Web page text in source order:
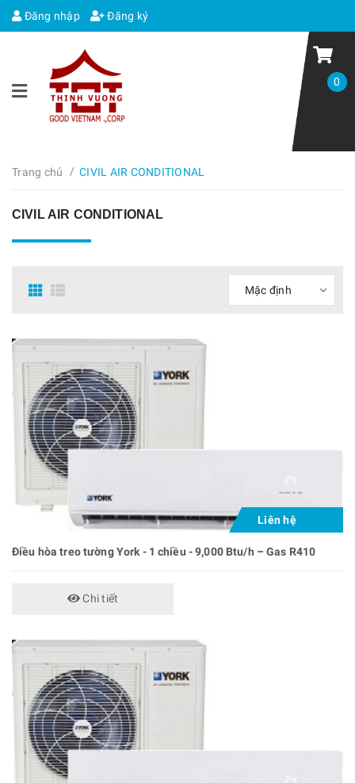
Đăng nhập Đăng ký
0
Trang chủ / CIVIL AIR CONDITIONAL
CIVIL AIR CONDITIONAL
Liên hệ
Điều hòa treo tường York - 1 chiều - 9,000 Btu/h – Gas R410
Chi tiết